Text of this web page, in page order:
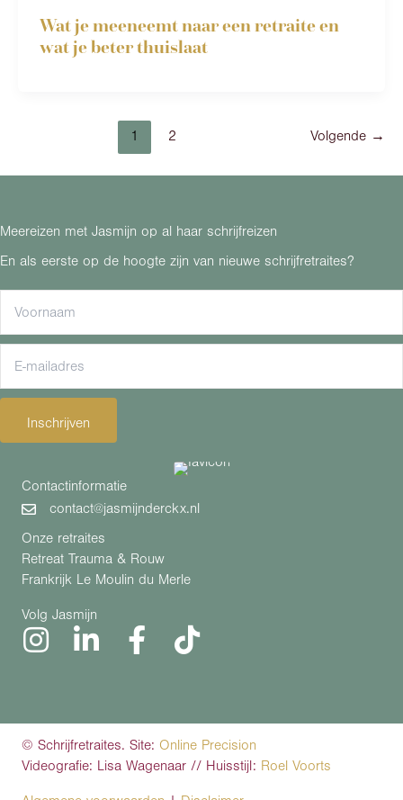
Wat je meeneemt naar een retraite en
wat je beter thuislaat
1 2 Volgende →
Meereizen met Jasmijn op al haar schrijfreizen
En als eerste op de hoogte zijn van nieuwe schrijfretraites?
Inschrijven
Contactinformatie
contact@jasmijnderckx.nl
Onze retraites
Retreat Trauma & Rouw
Frankrijk Le Moulin du Merle
Volg Jasmijn
© Schrijfretraites. Site: Online Precision
Videografie: Lisa Wagenaar // Huisstijl: Roel Voorts